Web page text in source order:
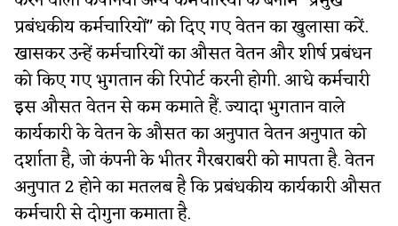
प्रबंधकीय कर्मचारियों" को दिए गए वेतन का खुलासा करें.
खासकर उन्हें कर्मचारियों का औसत वेतन और शीर्ष प्रबंधन
को किए गए भुगतान की रिपोर्ट करनी होगी. आधे कर्मचारी
इस औसत वेतन से कम कमाते हैं. ज्यादा भुगतान वाले
कार्यकारी के वेतन के औसत का अनुपात वेतन अनुपात को
दर्शाता है, जो कंपनी के भीतर गैरबराबरी को मापता है. वेतन
अनुपात 2 होने का मतलब है कि प्रबंधकीय कार्यकारी औसत
कर्मचारी से दोगुना कमाता है.